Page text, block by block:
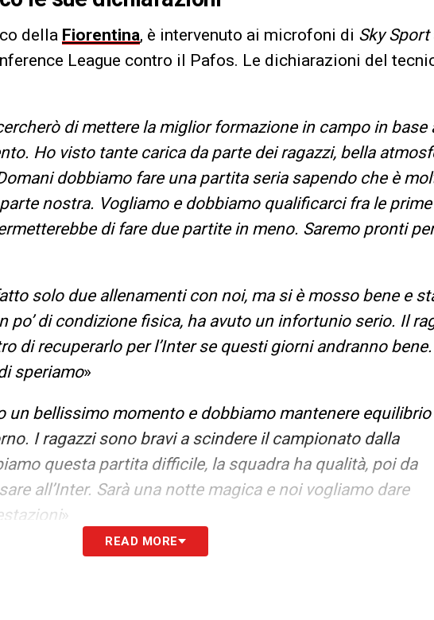
della Fiorentina, è intervenuto ai microfoni di Sky Sport
League contro il Pafos. Le dichiarazioni del
di mettere la miglior formazione in campo in base
Ho visto tante carica da parte dei ragazzi, bella
dobbiamo fare una partita seria sapendo che è
nostra. Vogliamo e dobbiamo qualificarci fra le prime
di fare due partite in meno. Saremo pronti
solo due allenamenti con noi, ma si è mosso bene e
po’ di condizione fisica, ha avuto un infortunio serio. Il
di recuperarlo per l’Inter se questi giorni andranno
speriamo»
un bellissimo momento e dobbiamo mantenere equilibrio
I ragazzi sono bravi a scindere il campionato dalla
questa partita difficile, la squadra ha qualità, poi da
all’Inter. Sarà una notte magica e noi vogliamo dare
»
READ MORE